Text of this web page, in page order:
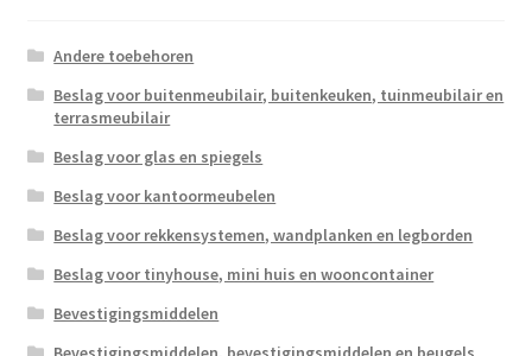
Andere toebehoren
Beslag voor buitenmeubilair, buitenkeuken, tuinmeubilair en
terrasmeubilair
Beslag voor glas en spiegels
Beslag voor kantoormeubelen
Beslag voor rekkensystemen, wandplanken en legborden
Beslag voor tinyhouse, mini huis en wooncontainer
Bevestigingsmiddelen